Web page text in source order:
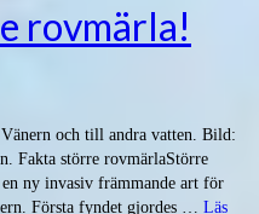
rovmärla!
och till andra vatten. Bild:
Fakta större rovmärlaStörre
ny invasiv främmande art för
Första fyndet gjordes … Läs